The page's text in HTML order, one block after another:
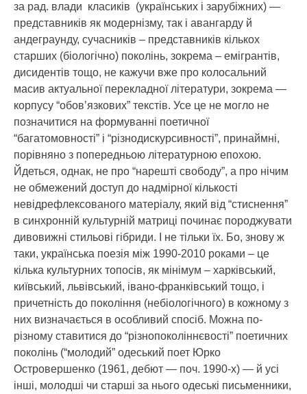
за рад. влади класиків (українських і зарубіжних) —
представників як модернізму, так і авангарду й
андеграунду, сучасників – представників кількох
старших (біологічно) поколінь, зокрема – емігрантів,
дисидентів тощо, не кажучи вже про колосальний
масив актуальної перекладної літератури, зокрема —
корпусу “обов’язкових” текстів. Усе це не могло не
позначитися на формуванні поетичної
“багатомовності” і “різнодискурсивності”, принаймні,
порівняно з попередньою літературною епохою.
Йдеться, однак, не про “нарешті свободу”, а про нічим
не обмежений доступ до надмірної кількості
невідрефлексованого матеріалу, який від “стиснення”
в синхронній культурній матриці починає породжувати
дивовижні стильові гібриди. І не тільки їх. Бо, знову ж
таки, українська поезія між 1990-2010 роками – це
кілька культурних топосів, як мінімум – харківський,
київський, львівський, івано-франківський тощо, і
причетність до покоління (небіологічного) в кожному з
них визначається в особливий спосіб. Можна по-
різному ставитися до “різнопоколіннєвості” поетичних
поколінь (“молодий” одеський поет Юрко
Островершенко (1961, дебют — поч. 1990-х) — й усі
інші, молодші чи старші за нього одеські письменники,